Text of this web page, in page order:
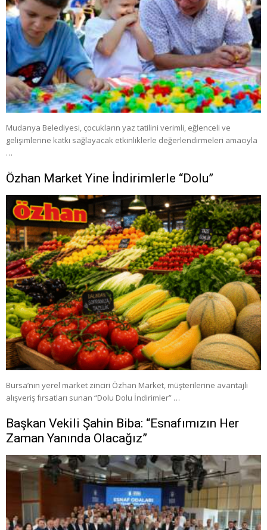
Mudanya Belediyesi, çocukların yaz tatilini verimli, eğlenceli ve
gelişimlerine katkı sağlayacak etkinliklerle değerlendirmeleri amacıyla
…
Özhan Market Yine İndirimlerle “Dolu”
Bursa’nın yerel market zinciri Özhan Market, müşterilerine avantajlı
alışveriş fırsatları sunan “Dolu Dolu İndirimler” …
Başkan Vekili Şahin Biba: “Esnafımızın Her
Zaman Yanında Olacağız”